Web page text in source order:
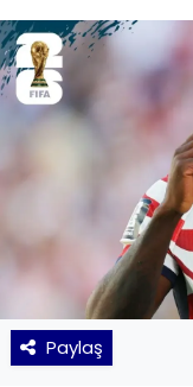
Paylaş
GÜNCEL
KÜLTÜR
MAGAZİN
POLİTİKA
SAĞLIK
Siyaset